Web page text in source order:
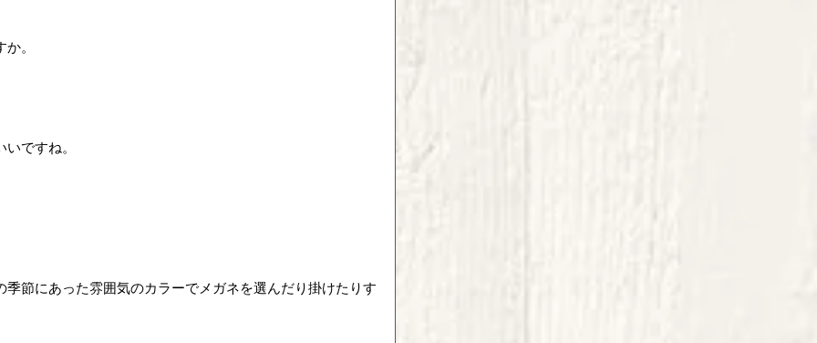
。
ですね。
節にあった雰囲気のカラーでメガネを選んだり掛けたりす